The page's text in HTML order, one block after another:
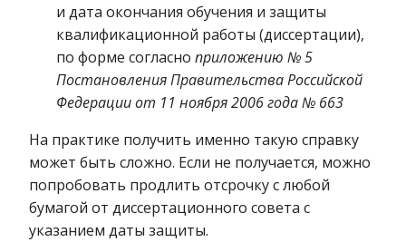
и дата окончания обучения и защиты
квалификационной работы (диссертации),
по форме согласно приложению № 5
Постановления Правительства Российской
Федерации от 11 ноября 2006 года № 663
На практике получить именно такую справку
может быть сложно. Если не получается, можно
попробовать продлить отсрочку с любой
бумагой от диссертационного совета с
указанием даты защиты.